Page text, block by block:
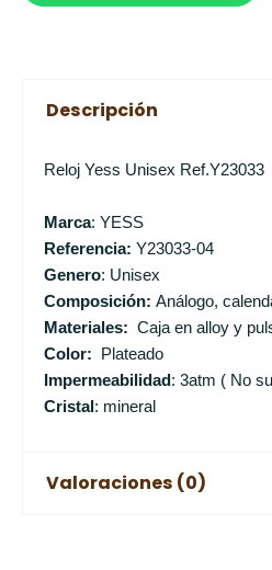
Descripción
Reloj Yess Unisex Ref.Y23033
Marca: YESS
Referencia: Y23033-04
Genero: Unisex
Composición: Análogo,
Materiales: Caja en alloy y
Color: Plateado
Impermeabilidad : 3atm ( No
Cristal : mineral
Valoraciones (0)